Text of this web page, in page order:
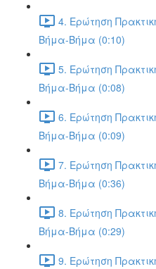
4. Ερώτηση
Βήμα-Βήμα (0:10)
5. Ερώτηση
Βήμα-Βήμα (0:08)
6. Ερώτηση
Βήμα-Βήμα (0:09)
7. Ερώτηση
Βήμα-Βήμα (0:36)
8. Ερώτηση
Βήμα-Βήμα (0:29)
9. Ερώτηση